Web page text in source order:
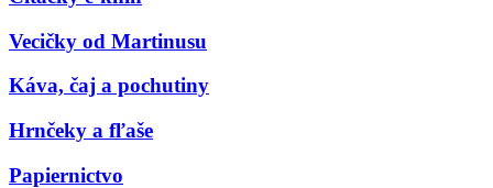
Vecičky od Martinusu
Káva, čaj a pochutiny
Hrnčeky a fľaše
Papiernictvo